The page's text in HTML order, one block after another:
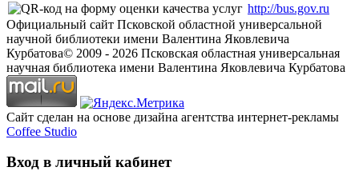
http://bus.gov.ru
Официальный сайт Псковской областной универсальной
научной библиотеки имени Валентина Яковлевича
Курбатова© 2009 - 2026 Псковская областная универсальная
научная библиотека имени Валентина Яковлевича Курбатова
Сайт сделан на основе дизайна агентства интернет-рекламы
Coffee Studio
Вход в личный кабинет